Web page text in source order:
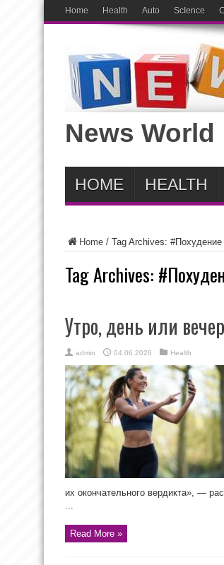
Home Health Auto ScIence
News World
HOME HEALTH
Home / Tag Archives: #Похудение
Tag Archives:
Утро, день или
admin 04.06.2026 Health
их окончательного вердикта», —
...
Read More »